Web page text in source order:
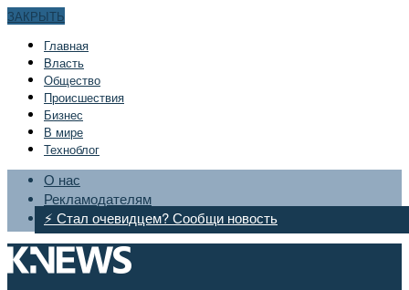
ЗАКРЫТЬ
Главная
Bласть
Общество
Происшествия
Бизнес
В мире
Техноблог
О нас
Рекламодателям
⚡ Стал очевидцем? Сообщи новость